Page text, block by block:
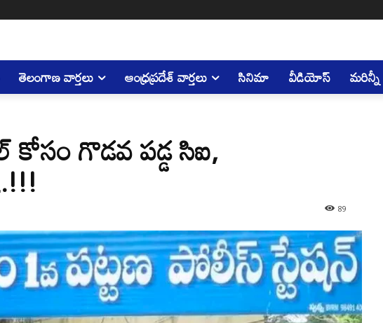
తెలంగాణ వార్తలు ఆంధ్రప్రదేశ్ వార్తలు సినిమా వీడియోస్ మరిన్నీ
కోసం గొడవ పడ్డ సిఐ,
89